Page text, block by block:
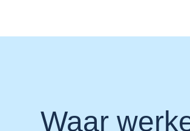
Waar